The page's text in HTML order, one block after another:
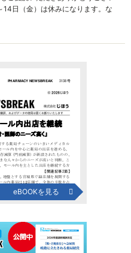
14日（金）は休みになります。な
eBOOKを見る